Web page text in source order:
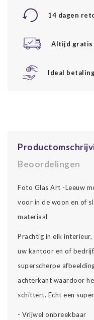
14 dagen
Altijd gratis
Ideal
Beoordelingen
Foto Glas Art -Leeuw
voor in de woon en of
materiaal
Prachtig in elk
uw kantoor en of
superscherpe
achterkant waardoor
schittert. Echt een
- Vrijwel onbreekbaar